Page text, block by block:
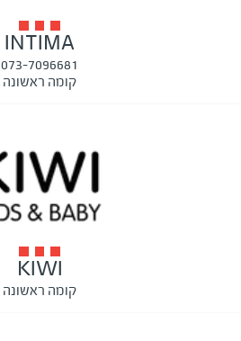
INTIMA
073-7096681
קומה ראשונה
KIWI
קומה ראשונה